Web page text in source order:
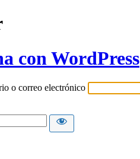
con WordPress
o correo electrónico